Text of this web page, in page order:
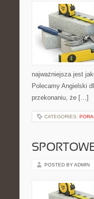
najważniejsza jest
Polecamy Angielski
przekonaniu, że […]
CATEGORIES:
POSTED BY ADMIN